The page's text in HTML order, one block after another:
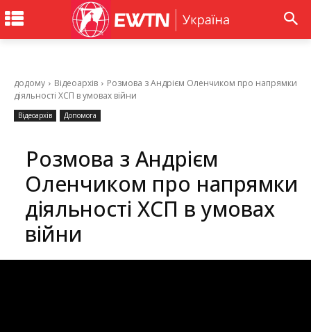
додому Відеоархів
Розмова з Андрієм Оленчиком про напрямки
діяльності ХСП в умовах війни
Відеоархів Допомога
Розмова з Андрієм
Оленчиком про напрямки
діяльності ХСП в умовах
війни